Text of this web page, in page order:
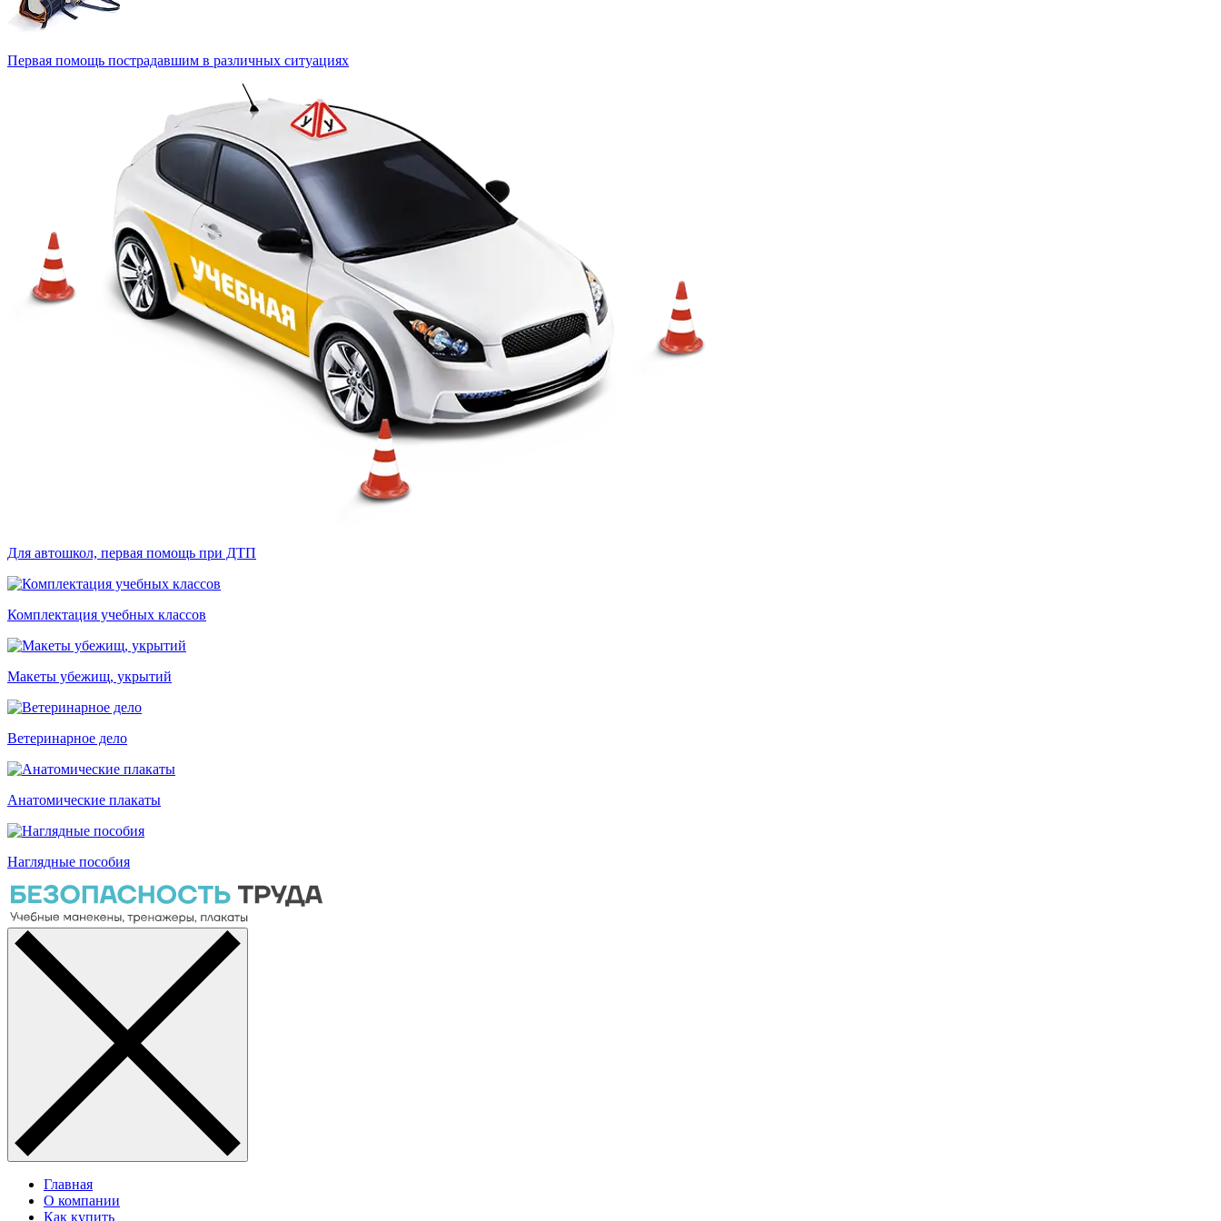
Первая помощь пострадавшим в различных ситуациях
Для автошкол, первая помощь при ДТП
Комплектация учебных классов
Макеты убежищ, укрытий
Ветеринарное дело
Анатомические плакаты
Наглядные пособия
Главная
О компании
Как купить